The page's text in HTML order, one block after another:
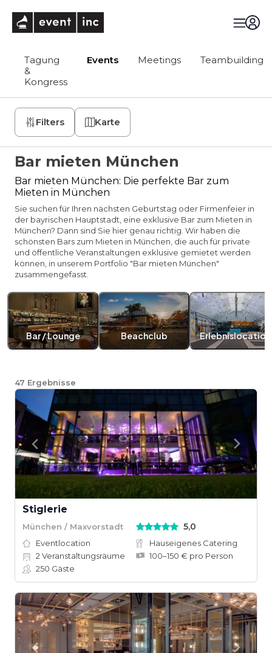
Tagung
&
Kongress
Events Meetings Teambuilding
Filters Karte
Bar mieten München
Bar mieten München: Die perfekte Bar zum
Mieten in München
Sie suchen für Ihren nächsten Geburtstag oder Firmenfeier in
der bayrischen Hauptstadt, eine exklusive Bar zum Mieten in
München? Dann sind Sie hier genau richtig. Wir haben die
schönsten Bars zum Mieten in München, die auch für private
und öffentliche Veranstaltungen exklusive gemietet werden
können, in unserem Portfolio "Bar mieten München"
zusammengefasst.
Bar / Lounge Beachclub Erlebnislocation
47 Ergebnisse
Stiglerie
München / Maxvorstadt 5,0
Eventlocation
Hauseigenes Catering
2 Veranstaltungsräume
100–150 € pro Person
250 Gäste